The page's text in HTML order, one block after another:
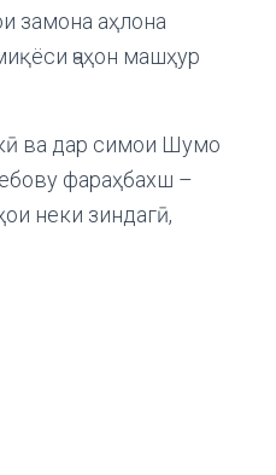
замона аҳлона
ҷаҳон машҳур
ва дар симои Шумо
фараҳбахш –
неки зиндагӣ,